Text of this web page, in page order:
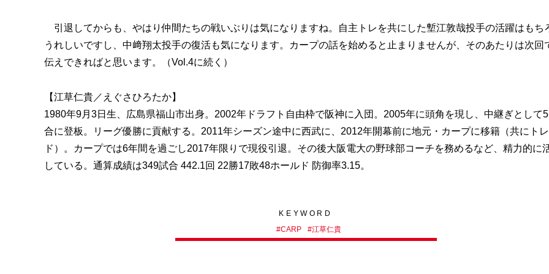
引退してからも、やはり仲間たちの戦いぶりは気になりますね。自主トレを共にした塹江敦哉投手の活躍はもち
うれしいですし、中﨑翔太投手の復活も気になります。カープの話を始めると止まりませんが、そのあたりは次回
伝えできればと思います。（Vol.4に続く）
【江草仁貴／えぐさひろたか】
1980年9月3日生、広島県福山市出身。2002年ドラフト自由枠で阪神に入団。2005年に頭角を現し、中継ぎとして
合に登板。リーグ優勝に貢献する。2011年シーズン途中に西武に、2012年開幕前に地元・カープに移籍（共にト
ド）。カープでは6年間を過ごし2017年限りで現役引退。その後大阪電大の野球部コーチを務めるなど、精力的に
している。通算成績は349試合 442.1回 22勝17敗48ホールド 防御率3.15。
KEYWORD
#CARP #江草仁貴